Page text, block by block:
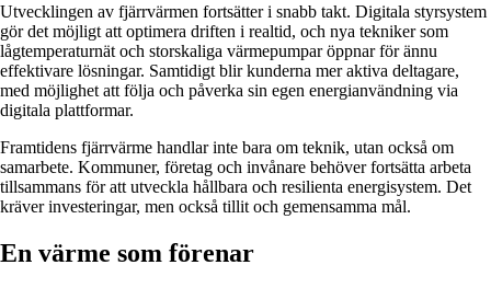
Utvecklingen av fjärrvärmen fortsätter i snabb takt. Digitala styrsystem
gör det möjligt att optimera driften i realtid, och nya tekniker som
lågtemperaturnät och storskaliga värmepumpar öppnar för ännu
effektivare lösningar. Samtidigt blir kunderna mer aktiva deltagare,
med möjlighet att följa och påverka sin egen energianvändning via
digitala plattformar.
Framtidens fjärrvärme handlar inte bara om teknik, utan också om
samarbete. Kommuner, företag och invånare behöver fortsätta arbeta
tillsammans för att utveckla hållbara och resilienta energisystem. Det
kräver investeringar, men också tillit och gemensamma mål.
En värme som förenar